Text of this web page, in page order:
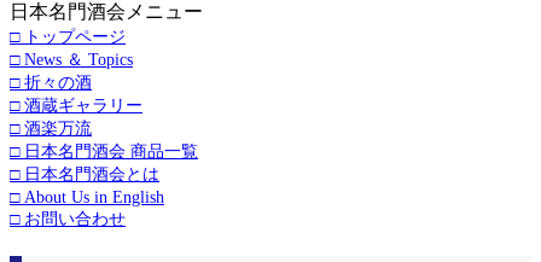
日本名門酒会メニュー
□ トップページ
□ News ＆ Topics
□ 折々の酒
□ 酒蔵ギャラリー
□ 酒楽万流
□ 日本名門酒会 商品一覧
□ 日本名門酒会とは
□ About Us in English
□ お問い合わせ